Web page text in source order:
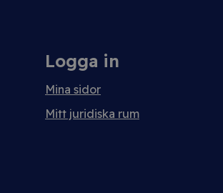
Logga in
Mina sidor
Mitt juridiska rum